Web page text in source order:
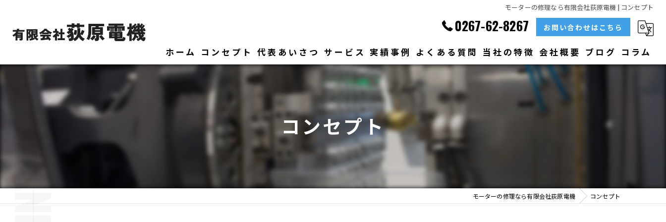
モーターの修理なら有限会社荻原電機 | コンセプト
0267-62-8267 お問い合わせはこちら
ホーム コンセプト 代表あいさつ サービス 実績事例 よくある質問 当社の特徴
ベアリング
会社概要 ブログ コラム
コンセプト
モーターの修理なら有限会社荻原電機 コンセプト